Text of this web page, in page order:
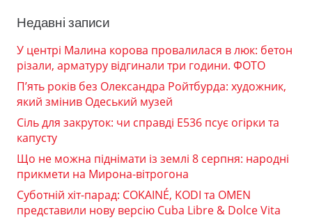
Недавні записи
У центрі Малина корова провалилася в люк: бетон
різали, арматуру відгинали три години. ФОТО
П’ять років без Олександра Ройтбурда: художник,
який змінив Одеський музей
Сіль для закруток: чи справді Е536 псує огірки та
капусту
Що не можна піднімати із землі 8 серпня: народні
прикмети на Мирона-вітрогона
Суботній хіт-парад: COKAINÉ, KODI та OMEN
представили нову версію Cuba Libre & Dolce Vita